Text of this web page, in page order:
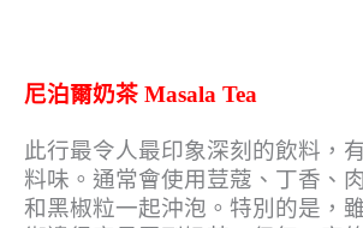
尼泊爾奶茶 Masala Tea
此行最令人最印象深刻的飲料，
料味。通常會使用荳蔻、丁香、
和黑椒粒一起沖泡。特別的是，